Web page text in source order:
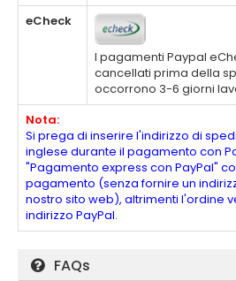
eCheck
I pagamenti Paypal
cancellati prima della
occorrono 3-6 giorni
Nota:
Si prega di inserire l'indirizzo di
inglese durante il pagamento con
"Pagamento express con PayPal"
pagamento (senza fornire un
nostro sito web), altrimenti l'ordine
indirizzo PayPal.
FAQs